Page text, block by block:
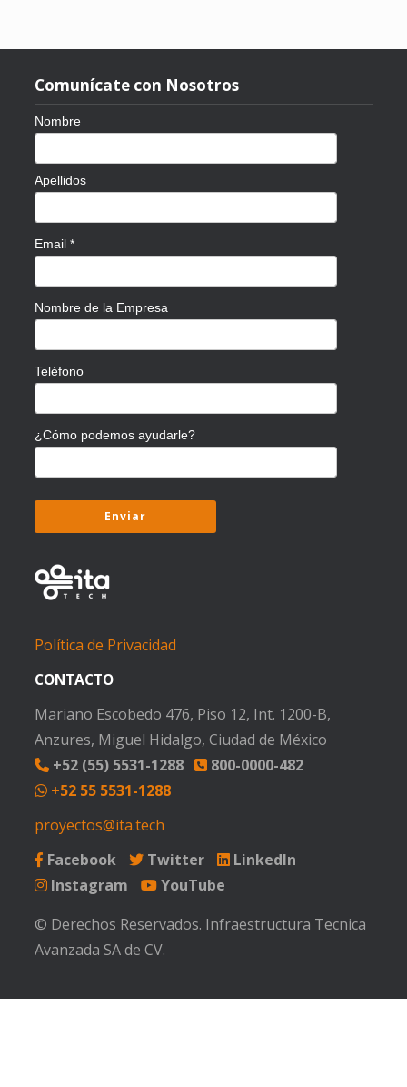
Comunícate con Nosotros
Nombre
Apellidos
Email *
Nombre de la Empresa
Teléfono
¿Cómo podemos ayudarle?
Política de Privacidad
CONTACTO
Mariano Escobedo 476, Piso 12, Int. 1200-B,
Anzures, Miguel Hidalgo, Ciudad de México
+52 (55) 5531-1288
800-0000-482
+52 55 5531-1288
proyectos@ita.tech
Facebook
Twitter
LinkedIn
Instagram
YouTube
© Derechos Reservados. Infraestructura Tecnica
Avanzada SA de CV.